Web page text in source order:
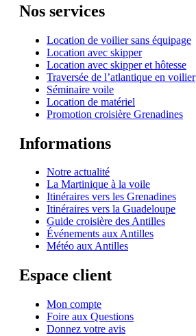
Nos services
Location de voilier sans équipage
Location avec skipper
Location avec skipper et hôtesse
Traversée de l’atlantique en voilier
Séminaire voile
Location de matériel
Promotion croisière Grenadines
Informations
Notre actualité
La Martinique à la voile
Itinéraires vers les Grenadines
Itinéraires vers la Guadeloupe
Guide croisière des Antilles
Événements aux Antilles
Météo aux Antilles
Espace client
Mon compte
Foire aux Questions
Donnez votre avis